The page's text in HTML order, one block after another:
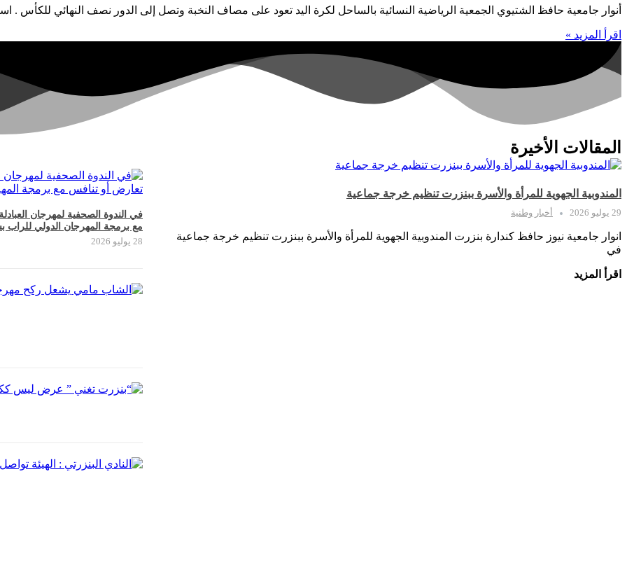
أنوار جامعية حافظ الشتيوي الجمعية الرياضية النسائية بالساحل لكرة اليد تعود على مصاف النخبة وتصل إلى الدور نصف النهائي للكأس .
اقرأ المزيد »
المقالات الأخيرة
المندوبية الجهوية للمرأة والأسرة ببنزرت تنظيم خرجة جماعية
29 يوليو 2026 أخبار وطنية
انوار جامعية نيوز حافظ كندارة بنزرت المندوبية الجهوية للمرأة والأسرة ببنزرت تنظيم خرجة جماعية
في
اقرأ المزيد
في الندوة الصحفية لمهرجان
مع برمجة المهرجان الدولي للراب
28 يوليو 2026